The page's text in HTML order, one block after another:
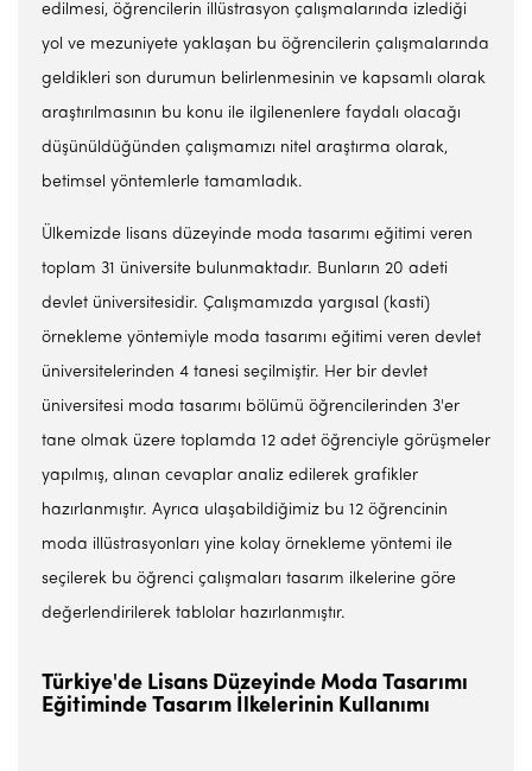
edilmesi, öğrencilerin illüstrasyon çalışmalarında izlediği
yol ve mezuniyete yaklaşan bu öğrencilerin çalışmalarında
geldikleri son durumun belirlenmesinin ve kapsamlı olarak
araştırılmasının bu konu ile ilgilenenlere faydalı olacağı
düşünüldüğünden çalışmamızı nitel araştırma olarak,
betimsel yöntemlerle tamamladık.
Ülkemizde lisans düzeyinde moda tasarımı eğitimi veren
toplam 31 üniversite bulunmaktadır. Bunların 20 adeti
devlet üniversitesidir. Çalışmamızda yargısal (kasti)
örnekleme yöntemiyle moda tasarımı eğitimi veren devlet
üniversitelerinden 4 tanesi seçilmiştir. Her bir devlet
üniversitesi moda tasarımı bölümü öğrencilerinden 3'er
tane olmak üzere toplamda 12 adet öğrenciyle görüşmeler
yapılmış, alınan cevaplar analiz edilerek grafikler
hazırlanmıştır. Ayrıca ulaşabildiğimiz bu 12 öğrencinin
moda illüstrasyonları yine kolay örnekleme yöntemi ile
seçilerek bu öğrenci çalışmaları tasarım ilkelerine göre
değerlendirilerek tablolar hazırlanmıştır.
Türkiye'de Lisans Düzeyinde Moda Tasarımı
Eğitiminde Tasarım İlkelerinin Kullanımı